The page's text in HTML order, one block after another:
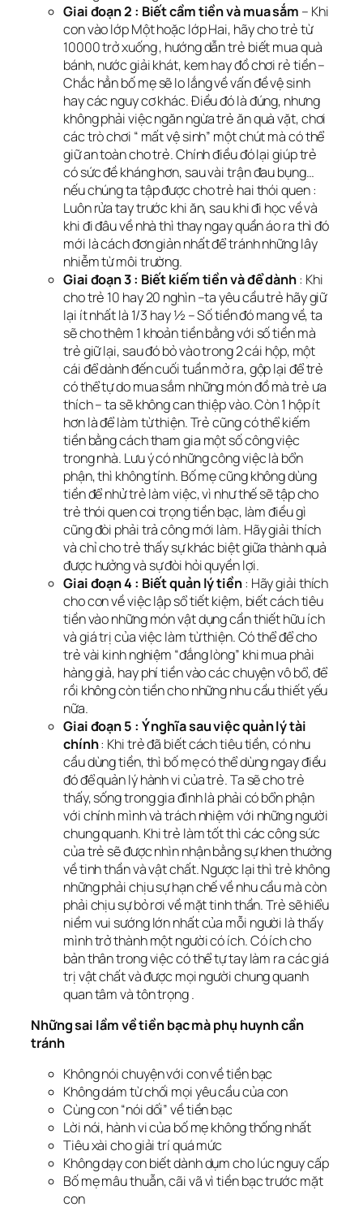
Giai đoạn 2 : Biết cầm tiền và mua sắm – Khi
con vào lớp Một hoặc lớp Hai, hãy cho trẻ từ
10000 trở xuống , hướng dẫn trẻ biết mua quà
bánh, nước giải khát, kem hay đồ chơi rẻ tiền –
Chắc hẳn bố mẹ sẽ lo lắng về vấn đề vệ sinh
hay các nguy cơ khác. Điều đó là đúng, nhưng
không phải việc ngăn ngừa trẻ ăn quà vặt, chơi
các trò chơi “ mất vệ sinh” một chút mà có thể
giữ an toàn cho trẻ. Chính điều đó lại giúp trẻ
có sức đề kháng hơn, sau vài trận đau bụng…
nếu chúng ta tập được cho trẻ hai thói quen :
Luôn rửa tay trước khi ăn, sau khi đi học về và
khi đi đâu về nhà thì thay ngay quần áo ra thì đó
mới là cách đơn giản nhất để tránh những lây
nhiễm từ môi trường.
Giai đoạn 3 : Biết kiếm tiền và để dành: Khi
cho trẻ 10 hay 20 nghìn –ta yêu cầu trẻ hãy giữ
lại ít nhất là 1/3 hay ½ – Số tiền đó mang về, ta
sẽ cho thêm 1 khoản tiền bằng với số tiền mà
trẻ giữ lại, sau đó bỏ vào trong 2 cái hộp, một
cái để dành đến cuối tuần mở ra, gộp lại để trẻ
có thể tự do mua sắm những món đồ mà trẻ ưa
thích – ta sẽ không can thiệp vào. Còn 1 hộp ít
hơn là để làm từ thiện. Trẻ cũng có thể kiếm
tiền bằng cách tham gia một số công việc
trong nhà. Lưu ý có những công việc là bổn
phận, thì không tính. Bố mẹ cũng không dùng
tiền để nhử trẻ làm việc, vì như thế sẽ tập cho
trẻ thói quen coi trọng tiền bạc, làm điều gì
cũng đòi phải trả công mới làm. Hãy giải thích
và chỉ cho trẻ thấy sự khác biệt giữa thành quả
được hưởng và sự đòi hỏi quyền lợi.
Giai đoạn 4 : Biết quản lý tiền: Hãy giải thích
cho con về việc lập sổ tiết kiệm, biết cách tiêu
tiền vào những món vật dụng cần thiết hữu ích
và giá trị của việc làm từ thiện. Có thể để cho
trẻ vài kinh nghiệm “đắng lòng” khi mua phải
hàng giả, hay phí tiền vào các chuyện vô bổ, để
rồi không còn tiền cho những nhu cầu thiết yếu
nữa.
Giai đoạn 5 : Ý nghĩa sau việc quản lý tài
chính: Khi trẻ đã biết cách tiêu tiền, có nhu
cầu dùng tiền, thì bố mẹ có thể dùng ngay điều
đó để quản lý hành vi của trẻ. Ta sẽ cho trẻ
thấy, sống trong gia đình là phải có bổn phận
với chính mình và trách nhiệm với những người
chung quanh. Khi trẻ làm tốt thì các công sức
của trẻ sẽ được nhìn nhận bằng sự khen thưởng
về tinh thần và vật chất. Ngược lại thì trẻ không
những phải chịu sự hạn chế về nhu cầu mà còn
phải chịu sự bỏ rơi về mặt tinh thần. Trẻ sẽ hiểu
niềm vui sướng lớn nhất của mỗi người là thấy
mình trở thành một người có ích. Có ích cho
bản thân trong việc có thể tự tay làm ra các giá
trị vật chất và được mọi người chung quanh
quan tâm và tôn trọng .
Những sai lầm về tiền bạc mà phụ huynh cần
tránh
Không nói chuyện với con về tiền bạc
Không dám từ chối mọi yêu cầu của con
Cùng con “nói dối” về tiền bạc
Lời nói, hành vi của bố mẹ không thống nhất
Tiêu xài cho giải trí quá mức
Không dạy con biết dành dụm cho lúc nguy cấp
Bố mẹ mâu thuẫn, cãi vã vì tiền bạc trước mặt
con